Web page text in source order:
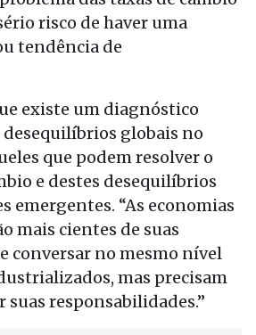
risco de haver uma
tendência de
existe um diagnóstico
desequilíbrios globais no
que podem resolver o
e destes desequilíbrios
emergentes. “As economias
mais cientes de suas
conversar no mesmo nível
mas precisam
responsabilidades.”